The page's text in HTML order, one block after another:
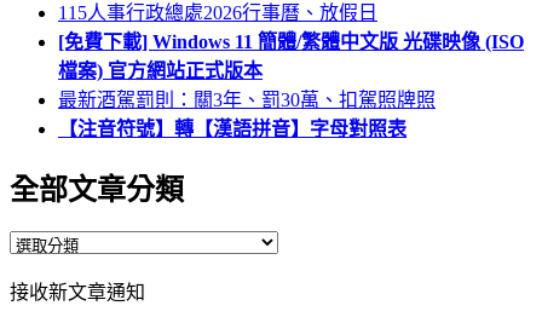
115人事行政總處2026行事曆、放假日
[免費下載] Windows 11 簡體/繁體中文版 光碟映像 (ISO
檔案) 官方網站正式版本
最新酒駕罰則：關3年、罰30萬、扣駕照牌照
【注音符號】轉【漢語拼音】字母對照表
全部文章分類
全
文
接收新文章通知